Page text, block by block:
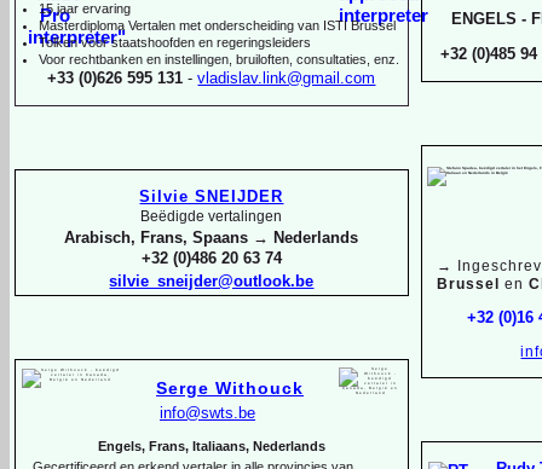
ENGELS -
+32 (0)485 94
→
Brussel
en
+32 (0)16
15 jaar ervaring
Masterdiploma Vertalen met onderscheiding van ISTI Brussel
Tolken voor staatshoofden en regeringsleiders
Voor rechtbanken en instellingen, bruiloften, consultaties, enz.
+33 (0)626 595 131 - vladislav.link@gmail.com
Silvie SNEIJDER
Beëdigde vertalingen
Arabisch, Frans, Spaans → Nederlands
+32 (0)486 20 63 74
silvie_sneijder@outlook.be
Serge Withouck
info@swts.be
Engels, Frans, Italiaans, Nederlands